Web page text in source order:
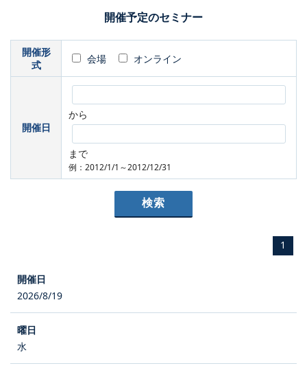
開催予定のセミナー
開催形
式
会場 オンライン
開催日
から
まで
例：2012/1/1～2012/12/31
1
2026/8/19
水